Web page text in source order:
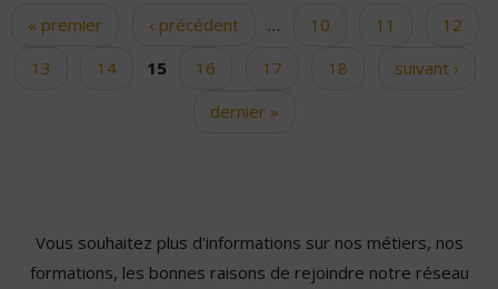
Pages
« premier ‹ précédent … 10 11
12
13
14 15 16 17 18
suivant ›
dernier »
Vous souhaitez plus d'informations sur nos métiers, nos
formations, les bonnes raisons de rejoindre notre réseau